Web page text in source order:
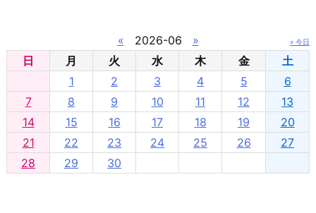
« 2026-06 » » 今日
日 月 火 水 木 金
土
1
2 3 4 5
6
7
8 9 10 11 12
13
14
15 16 17 18 19
20
21
22 23 24 25 26
27
28
29 30